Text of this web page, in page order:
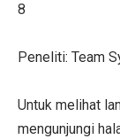
8
Peneliti: Team
Untuk melihat
mengunjungi